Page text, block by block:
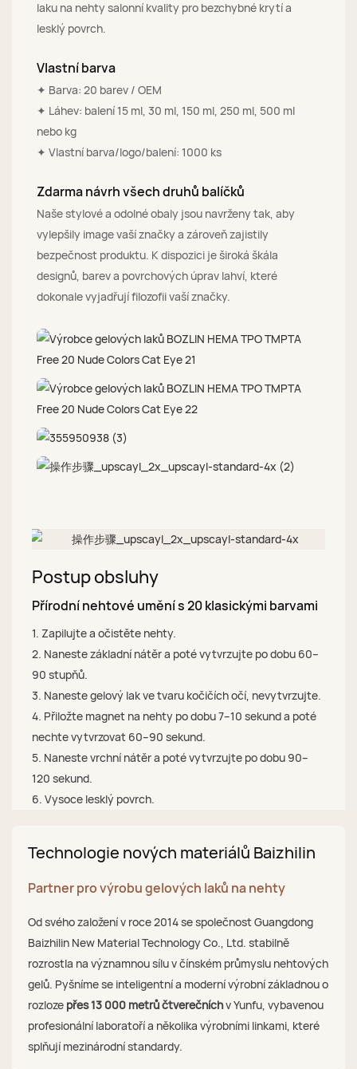
laku na nehty salonní kvality pro bezchybné krytí a
lesklý povrch.
Vlastní barva
✦ Barva: 20 barev / OEM
✦ Láhev: balení 15 ml, 30 ml, 150 ml, 250 ml, 500 ml
nebo kg
✦ Vlastní barva/logo/balení: 1000 ks
Zdarma návrh všech druhů balíčků
Naše stylové a odolné obaly jsou navrženy tak, aby
vylepšily image vaší značky a zároveň zajistily
bezpečnost produktu. K dispozici je široká škála
designů, barev a povrchových úprav lahví, které
dokonale vyjadřují filozofii vaší značky.
Postup obsluhy
Přírodní nehtové umění s 20 klasickými barvami
1. Zapilujte a očistěte nehty.
2. Naneste základní nátěr a poté vytvrzujte po dobu 60–
90 stupňů.
3. Naneste gelový lak ve tvaru kočičích očí, nevytvrzujte.
4. Přiložte magnet na nehty po dobu 7–10 sekund a poté
nechte vytvrzovat 60–90 sekund.
5. Naneste vrchní nátěr a poté vytvrzujte po dobu 90–
120 sekund.
6. Vysoce lesklý povrch.
Technologie nových materiálů Baizhilin
Partner pro výrobu gelových laků na nehty
Od svého založení v roce 2014 se společnost Guangdong
Baizhilin New Material Technology Co., Ltd. stabilně
rozrostla na významnou sílu v čínském průmyslu nehtových
gelů. Pyšníme se inteligentní a moderní výrobní základnou o
rozloze přes 13 000 metrů čtverečníchv Yunfu, vybavenou
profesionální laboratoří a několika výrobními linkami, které
splňují mezinárodní standardy.